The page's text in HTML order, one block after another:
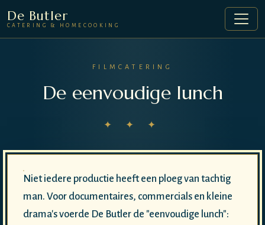
De Butler
CATERING & HOMECOOKING
FILMCATERING
De eenvoudige lunch
✦ ✦ ✦
Niet iedere productie heeft een ploeg van tachtig
man. Voor documentaires, commercials en kleine
drama's voerde De Butler de "eenvoudige lunch":